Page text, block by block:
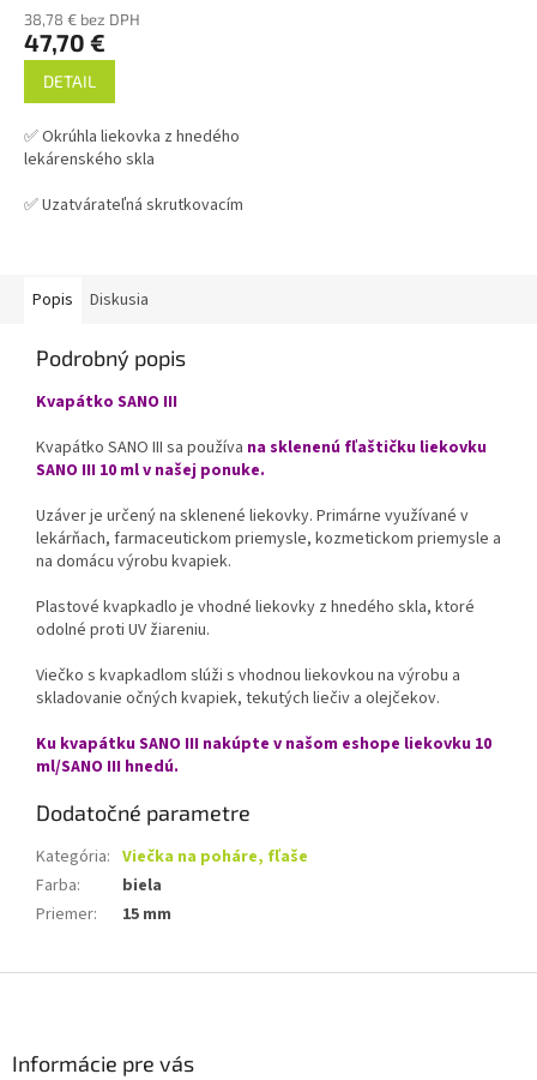
38,78 € bez DPH
47,70 €
DETAIL
✅ Okrúhla liekovka z hnedého
lekárenského skla
✅ Uzatvárateľná skrutkovacím
súvisiacich produktoch
výrobkov citlivých na UV
✅ Liekovka skladom a ihneď na
odoslanie!
Originálne balenie vo fólii po
195 kusoch. Predávame iba
po celých baleniach!!!
Popis Diskusia
Podrobný popis
Kvapátko SANO III
Kvapátko SANO III sa používa na sklenenú fľaštičku liekovku
SANO III 10 ml v našej ponuke.
Uzáver je určený na sklenené liekovky. Primárne využívané v
lekárňach, farmaceutickom priemysle, kozmetickom priemysle a
na domácu výrobu kvapiek.
Plastové kvapkadlo je vhodné liekovky z hnedého skla, ktoré
odolné proti UV žiareniu.
Viečko s kvapkadlom slúži s vhodnou liekovkou na výrobu a
skladovanie očných kvapiek, tekutých liečiv a olejčekov.
Ku kvapátku SANO III nakúpte v našom eshope liekovku 10
ml/SANO III hnedú.
Dodatočné parametre
Kategória: Viečka na poháre, fľaše
Farba:
biela
Priemer: 15 mm
Informácie pre vás